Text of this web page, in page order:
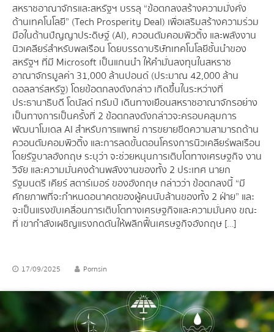
สหราชอาณาจักรและสหรัฐฯ บรรลุ “ข้อตกลงสร้างความมั่งคั่ง
ด้านเทคโนโลยี” (Tech Prosperity Deal) เพื่อเสริมสร้างความร่วม
มือในด้านปัญญาประดิษฐ์ (AI), ควอนตัมคอมพิวติ้ง และพลังงาน
นิวเคลียร์สำหรับพลเรือน โดยบรรดาบริษัทเทคโนโลยีชั้นนำของ
สหรัฐฯ ที่มี Microsoft เป็นแกนนำ ให้คำมั่นลงทุนในสหราช
อาณาจักรมูลค่า 31,000 ล้านปอนด์ (ประมาณ 42,000 ล้าน
ดอลลาร์สหรัฐ) โดยข้อตกลงดังกล่าว เกิดขึ้นในระหว่างที่
ประธานาธิบดี โดนัลด์ ทรัมป์ เดินทางเยือนสหราชอาณาจักรอย่าง
เป็นทางการเป็นครั้งที่ 2 ข้อตกลงดังกล่าวจะครอบคลุมการ
พัฒนาโมเดล AI สำหรับการแพทย์ การขยายขีดความสามารถด้าน
ควอนตัมคอมพิวติ้ง และการลดขั้นตอนโครงการนิวเคลียร์พลเรือน
โดยรัฐบาลอังกฤษ ระบุว่า จะช่วยหนุนการเติบโตทางเศรษฐกิจ งาน
วิจัย และความมั่นคงด้านพลังงานของทั้ง 2 ประเทศ นายก
รัฐมนตรี เคียร์ สตาร์เมอร์ ของอังกฤษ กล่าวว่า ข้อตกลงนี้ “มี
ศักยภาพที่จะกำหนดอนาคตของผู้คนนับล้านของทั้ง 2 ฝ่าย” และ
จะเป็นแรงขับเคลื่อนการเติบโตทางเศรษฐกิจและความมั่นคง ขณะ
ที่ เขากำลังเผชิญแรงกดดันให้พลิกฟื้นเศรษฐกิจอังกฤษ […]
17/09/2025 Pornsin